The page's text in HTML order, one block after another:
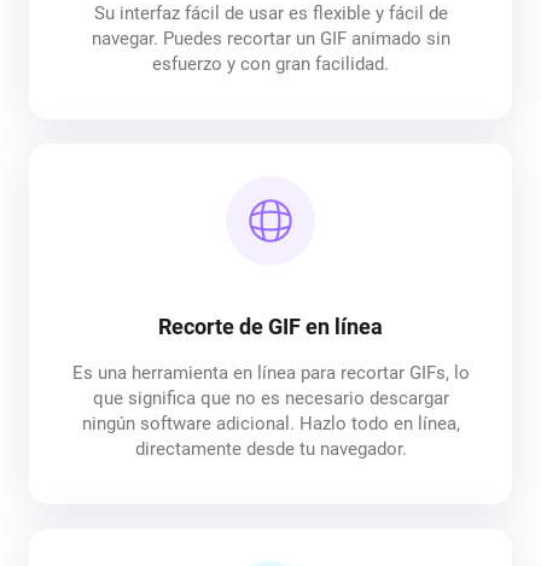
Su interfaz fácil de usar es flexible y fácil de
navegar. Puedes recortar un GIF animado sin
esfuerzo y con gran facilidad.
Recorte de GIF en línea
Es una herramienta en línea para recortar GIFs, lo
que significa que no es necesario descargar
ningún software adicional. Hazlo todo en línea,
directamente desde tu navegador.